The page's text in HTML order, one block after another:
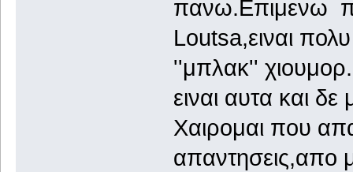
πανω.Επιμενω
Loutsa,ειναι
''μπλακ''
ειναι αυτα και
Χαιρομαι που
απαντησεις,απο